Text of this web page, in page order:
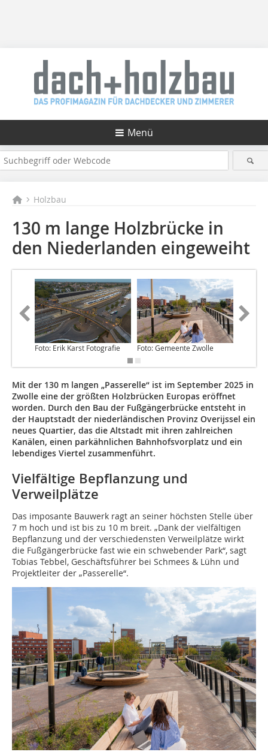
Menü
Holzbau
130 m lange Holzbrücke in
den Niederlanden eingeweiht
Foto: Erik Karst Fotografie Foto: Gemeente Zwolle
Mit der 130 m langen „Passerelle“ ist im September 2025 in
Zwolle eine der größten Holzbrücken Europas eröffnet
worden. Durch den Bau der Fußgängerbrücke entsteht in
der Hauptstadt der niederländischen Provinz Overijssel ein
neues Quartier, das die Altstadt mit ihren zahlreichen
Kanälen, einen parkähnlichen Bahnhofsvorplatz und ein
lebendiges Viertel zusammenführt.
Vielfältige Bepflanzung und
Verweilplätze
Das imposante Bauwerk ragt an seiner höchsten Stelle über
7 m hoch und ist bis zu 10 m breit. „Dank der vielfältigen
Bepflanzung und der verschiedensten Verweilplätze wirkt
die Fußgängerbrücke fast wie ein schwebender Park“, sagt
Tobias Tebbel, Geschäftsführer bei Schmees & Lühn und
Projektleiter der „Passerelle“.